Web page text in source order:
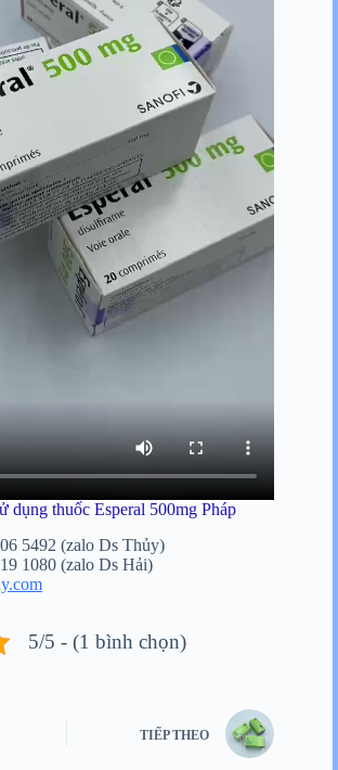
dụng thuốc Esperal 500mg Pháp
5492 (zalo Ds Thủy)
1080 (zalo Ds Hải)
5/5 - (1 bình chọn)
TIẾP THEO